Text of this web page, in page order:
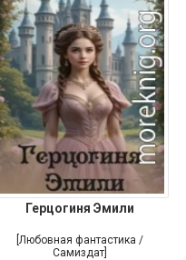
Герцогиня Эмили
[Любовная фантастика /
Самиздат]